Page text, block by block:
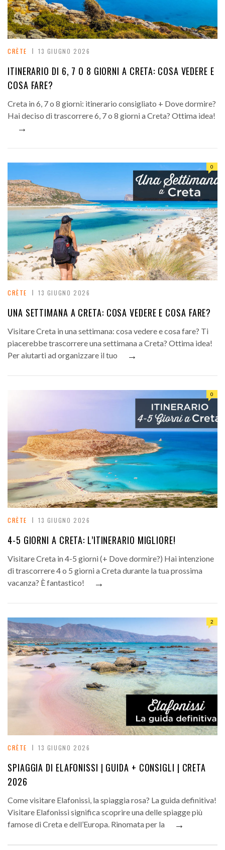
CRÈTE 13 GIUGNO 2026
ITINERARIO DI 6, 7 O 8 GIORNI A CRETA: COSA VEDERE E
COSA FARE?
Creta in 6, 7 o 8 giorni: itinerario consigliato + Dove dormire?
Hai deciso di trascorrere 6, 7 o 8 giorni a Creta? Ottima idea!
→
0
CRÈTE 13 GIUGNO 2026
UNA SETTIMANA A CRETA: COSA VEDERE E COSA FARE?
Visitare Creta in una settimana: cosa vedere e cosa fare? Ti
piacerebbe trascorrere una settimana a Creta? Ottima idea!
Per aiutarti ad organizzare il tuo
→
0
CRÈTE 13 GIUGNO 2026
4-5 GIORNI A CRETA: L’ITINERARIO MIGLIORE!
Visitare Creta in 4-5 giorni (+ Dove dormire?) Hai intenzione
di trascorrere 4 o 5 giorni a Creta durante la tua prossima
vacanza? È fantastico!
→
2
CRÈTE 13 GIUGNO 2026
SPIAGGIA DI ELAFONISSI | GUIDA + CONSIGLI | CRETA
2026
Come visitare Elafonissi, la spiaggia rosa? La guida definitiva!
Visitare Elafonissi significa scoprire una delle spiagge più
famose di Creta e dell’Europa. Rinomata per la
→